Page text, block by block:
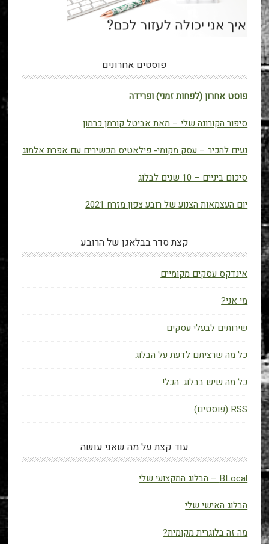
פוסטים אחרונים
פוסט אחרון (לפחות זמני) ופרידה
סיפור הקורונה שלי – מאת אביטל קורמן כרמון
נעים להכיר – עסק מקומי- פילאטיס מכשירים עם אפרת אלמוג
סיכום ביניים – 10 שנים לבלוג
יום העצמאות הצנוע של רובע צפון מזרח 2021
קצת סדר בבלאגן של הרובע
אינדקס עסקים מקומיים
מי אני?
שירותים לבעלי עסקים
כל מה שרציתם לדעת על הבלוג
כל מה שיש בבלוג. הכל!
RSS (פוסטים)
עוד קצת על מה שאני עושה
BLocal – הבלוג המקצועי שלי
הבלוג האישי שלי
מה זה בלוגרית מקומית?